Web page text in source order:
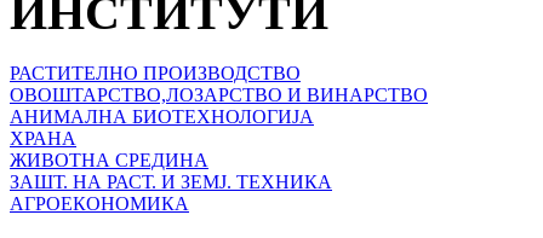
ИНСТИТУТИ
РАСТИТЕЛНО ПРОИЗВОДСТВО
ОВОШТАРСТВО,ЛОЗАРСТВО И ВИНАРСТВО
АНИМАЛНА БИОТЕХНОЛОГИЈА
ХРАНА
ЖИВОТНА СРЕДИНА
ЗАШТ. НА РАСТ. И ЗЕМЈ. ТЕХНИКА
АГРОЕКОНОМИКА